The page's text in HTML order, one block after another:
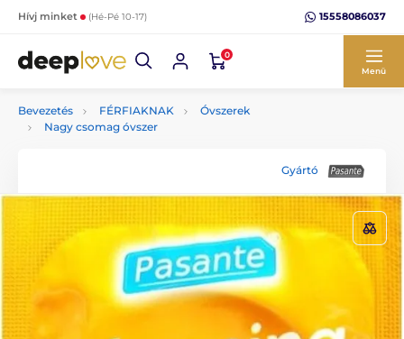
Hívj minket (Hé-Pé 10-17) 15558086037
0
Menü
Bevezetés FÉRFIAKNAK
Óvszerek
Nagy csomag óvszer
Gyártó